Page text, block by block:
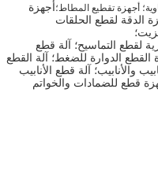
أجهزة تقطيع المطاط؛أجهزة
الدقة لقطع الحلقات
لقطع التماسيح؛ آلة قطع
القطع الدوارة للضغط؛ آلة القطع
والأنابيب؛ آلة قطع الأنابيب
قطع للضمادات والخواتم